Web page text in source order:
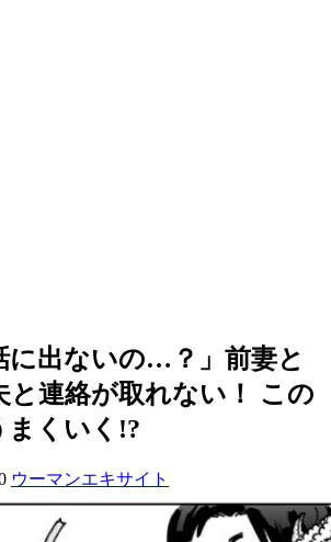
に出ないの…？」前妻と
と連絡が取れない！ この
まくいく!?
ウーマンエキサイト